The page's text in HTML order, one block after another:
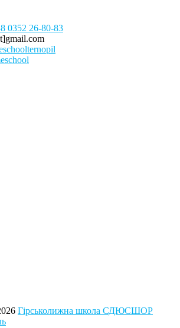
0352 26-80-83
Гірськолижна школа СДЮСШОР